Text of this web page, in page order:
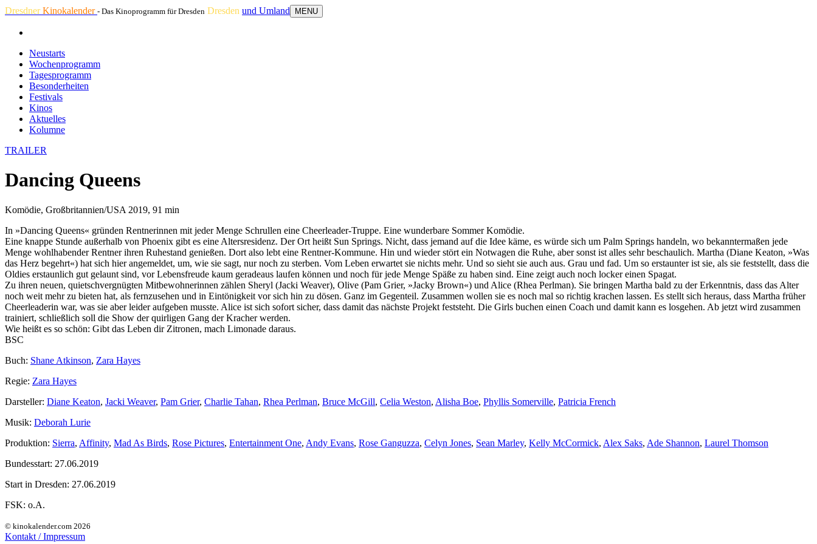
DresdnerKinokalender - Das Kinoprogramm für Dresden Dresden und Umland MENU
Neustarts
Wochenprogramm
Tagesprogramm
Besonderheiten
Festivals
Kinos
Aktuelles
Kolumne
TRAILER
Dancing Queens
Komödie, Großbritannien/USA 2019, 91 min
In »Dancing Queens« gründen Rentnerinnen mit jeder Menge Schrullen eine Cheerleader-Truppe. Eine wunderbare Sommer Komödie.
Eine knappe Stunde außerhalb von Phoenix gibt es eine Altersresidenz. Der Ort heißt Sun Springs. Nicht, dass jemand auf die Idee käme, es würde sich um Palm Springs handeln, wo bekanntermaßen jede
Menge wohlhabender Rentner ihren Ruhestand genießen. Dort also lebt eine Rentner-Kommune. Hin und wieder stört ein Notwagen die Ruhe, aber sonst ist alles sehr beschaulich. Martha (Diane Keaton, »Was
das Herz begehrt«) hat sich hier angemeldet, um, wie sie sagt, nur noch zu sterben. Vom Leben erwartet sie nichts mehr. Und so sieht sie auch aus. Grau und fad. Um so erstaunter ist sie, als sie feststellt, dass die
Oldies erstaunlich gut gelaunt sind, vor Lebensfreude kaum geradeaus laufen können und noch für jede Menge Späße zu haben sind. Eine zeigt auch noch locker einen Spagat.
Zu ihren neuen, quietschvergnügten Mitbewohnerinnen zählen Sheryl (Jacki Weaver), Olive (Pam Grier, »Jacky Brown«) und Alice (Rhea Perlman). Sie bringen Martha bald zu der Erkenntnis, dass das Alter
noch weit mehr zu bieten hat, als fernzusehen und in Eintönigkeit vor sich hin zu dösen. Ganz im Gegenteil. Zusammen wollen sie es noch mal so richtig krachen lassen. Es stellt sich heraus, dass Martha früher
Cheerleaderin war, was sie aber leider aufgeben musste. Alice ist sich sofort sicher, dass damit das nächste Projekt feststeht. Die Girls buchen einen Coach und damit kann es losgehen. Ab jetzt wird zusammen
trainiert, schließlich soll die Show der quirligen Gang der Kracher werden.
Wie heißt es so schön: Gibt das Leben dir Zitronen, mach Limonade daraus.
BSC
Buch: Shane Atkinson, Zara Hayes
Regie: Zara Hayes
Darsteller: Diane Keaton, Jacki Weaver, Pam Grier, Charlie Tahan, Rhea Perlman, Bruce McGill, Celia Weston, Alisha Boe, Phyllis Somerville, Patricia French
Musik: Deborah Lurie
Produktion: Sierra, Affinity, Mad As Birds, Rose Pictures, Entertainment One, Andy Evans, Rose Ganguzza, Celyn Jones, Sean Marley, Kelly McCormick, Alex Saks, Ade Shannon, Laurel Thomson
Bundesstart: 27.06.2019
Start in Dresden: 27.06.2019
FSK: o.A.
© kinokalender.com 2026
Kontakt / Impressum